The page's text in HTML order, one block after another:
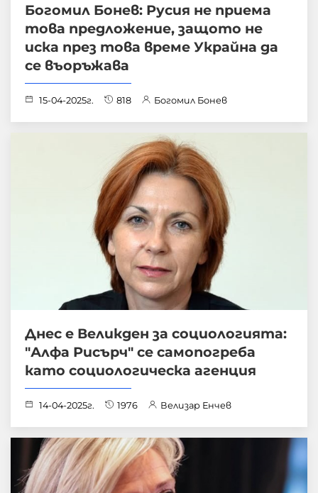
Богомил Бонев: Русия не приема
това предложение, защото не
иска през това време Украйна да
се въоръжава
15-04-2025г. 818 Богомил Бонев
Днес е Великден за социологията:
"Алфа Рисърч" се самопогреба
като социологическа агенция
14-04-2025г. 1976 Велизар Енчев